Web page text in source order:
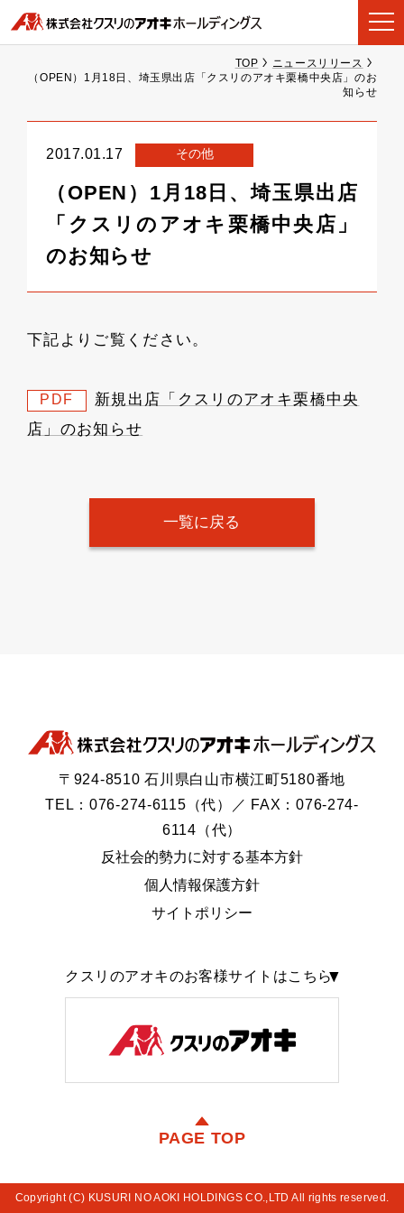
TOP
ニュースリリース
（OPEN）1月18日、埼玉県出店「クスリのアオキ栗橋中央店」のお
知らせ
2017.01.17 その他
（OPEN）1月18日、埼玉県出店
「クスリのアオキ栗橋中央店」
のお知らせ
下記よりご覧ください。
PDF
新規出店「クスリのアオキ栗橋中央
店」のお知らせ
一覧に戻る
〒924-8510 石川県白山市横江町5180番地
TEL：076-274-6115（代）／ FAX：076-274-
6114（代）
反社会的勢力に対する基本方針
個人情報保護方針
サイトポリシー
クスリのアオキのお客様サイトはこちら
PAGE TOP
Copyright (C) KUSURI NO AOKI HOLDINGS CO.,LTD All rights reserved.